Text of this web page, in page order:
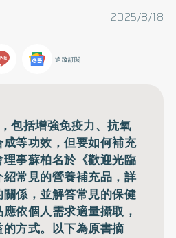
2025/8/18
追蹤訂閱
包括增強免疫力、抗氧
等功效，但要如何補充
事蘇柏名於《歡迎光臨
常見的營養補充品，詳
係，並解答常見的保健
依個人需求適量攝取，
方式。以下為原書摘